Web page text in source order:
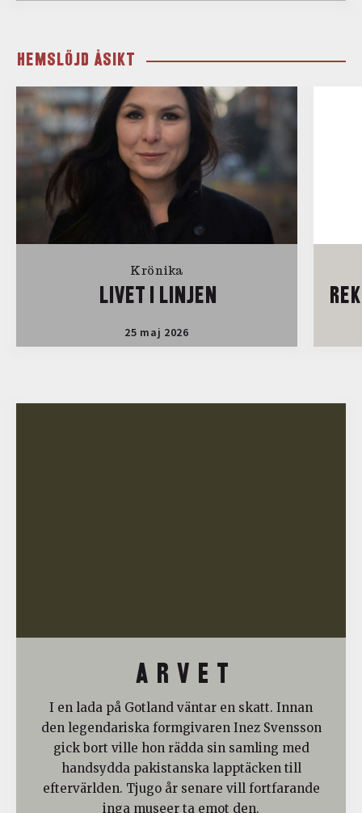
HEMSLÖJD ÅSIKT
Krönika
LIVET I LINJEN
25 maj 2026
A R V E T
I en lada på Gotland väntar en skatt. Innan
den legendariska formgivaren Inez Svensson
gick bort ville hon rädda sin samling med
handsydda pakistanska lapptäcken till
eftervärlden. Tjugo år senare vill fortfarande
inga museer ta emot den.